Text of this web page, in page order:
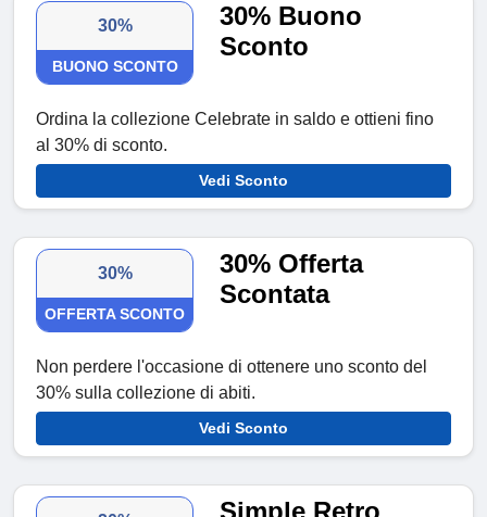
30%
BUONO SCONTO
30% Buono
Sconto
Ordina la collezione Celebrate in saldo e ottieni fino
al 30% di sconto.
Vedi Sconto
30%
OFFERTA SCONTO
30% Offerta
Scontata
Non perdere l'occasione di ottenere uno sconto del
30% sulla collezione di abiti.
Vedi Sconto